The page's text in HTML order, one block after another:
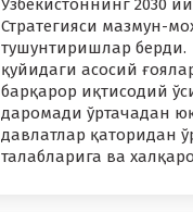
Ўзбекистоннинг 2030
Стратегияси мазмун-
тушунтиришлар
қуйидаги асосий
барқарор иқтисодий
даромади ўртачадан
давлатлар қаторидан
талабларига ва